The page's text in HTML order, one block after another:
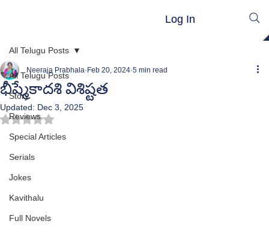
Log In
All Telugu Posts
Story
Reviews
Special Articles
Serials
Jokes
Kavithalu
Full Novels
All Telugu Posts
భీష్మేకాదశి విశిష్టత
Neeraja Prabhala Feb 20, 2024 5 min read
Updated: Dec 3, 2025
Rated NaN out of 5 stars.